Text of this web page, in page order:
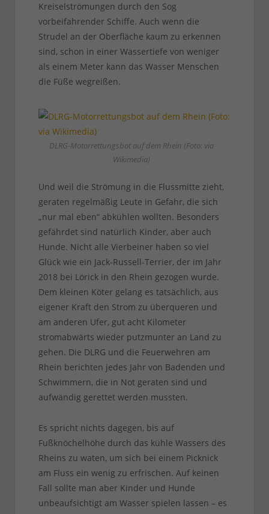
Kreiselströmungen durch den Sog
vorbeifahrender Schiffe. Auch wenn die
Strudel an der Oberfläche kaum zu erkennen
sind, schon in einer Wassertiefe von weniger
als einem Meter kann das Wasser Menschen
die Füße wegreißen.
DLRG-Motorrettungsbot auf dem Rhein (Foto: via
Wikimedia)
Und weil die Strömung in die Flussmitte zieht,
geraten regelmäßig Leute in Gefahr, die sich
„nur mal eben“ abkühlen wollten. Besonders
gefährdet sind natürlich Kinder, aber auch
Hunde. Nicht alle Vierbeiner haben so viel
Glück wie ein Jack-Russell-Terrier, der im Jahr
2018 bei Lörick in den Rhein gezogen wurde.
Dem kleinen Köter gelang es tatsächlich, aus
eigener Kraft den Strom zu überqueren und
am anderen Ufer, gut acht Kilometer
stromabwärts wieder putzmunter an Land zu
gehen. Die DLRG und die Feuerwehren am
Rhein berichten jedes Jahr von Badenden und
Schwimmern, die in Not geraten sind und
aufwändig gerettet werden mussten.
Es spricht nichts dagegen, bis auf
Fußknöchelhöhe durch das kühle Wassers des
Rheins zu waten, um sich bei einem Picknick
am Fluss ein wenig zu erfrischen. Auf keinen
Fall sollte man aber Kinder und Hunde
unbeaufsichtigt am Wasser spielen lassen – es